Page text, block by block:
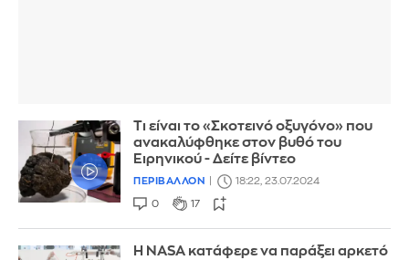
Τι είναι το «Σκοτεινό οξυγόνο» που
ανακαλύφθηκε στον βυθό του
Ειρηνικού - Δείτε βίντεο
ΠΕΡΙΒΑΛΛΟΝ 18:22, 23.07.2024
0 17
Η NASA κατάφερε να παράξει αρκετό